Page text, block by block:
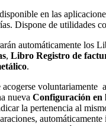
en las
Dispone de utilidades
automáticamente los
, Libro Registro de
.
voluntariamente
nueva Configuración en
la pertenencia al
automáticamente